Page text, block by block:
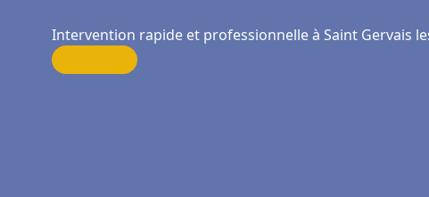
Intervention rapide et professionnelle à Saint Gervais